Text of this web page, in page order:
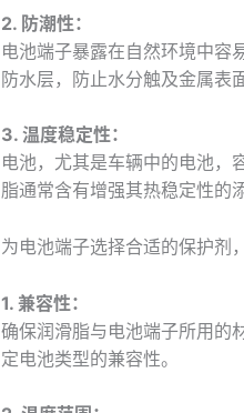
2. 防潮性：
电池端子暴露在自然环境中容
防水层，防止水分触及金属表
3. 温度稳定性：
电池，尤其是车辆中的电池，
脂通常含有增强其热稳定性的
为电池端子选择合适的保护剂
1. 兼容性：
确保润滑脂与电池端子所用的
定电池类型的兼容性。